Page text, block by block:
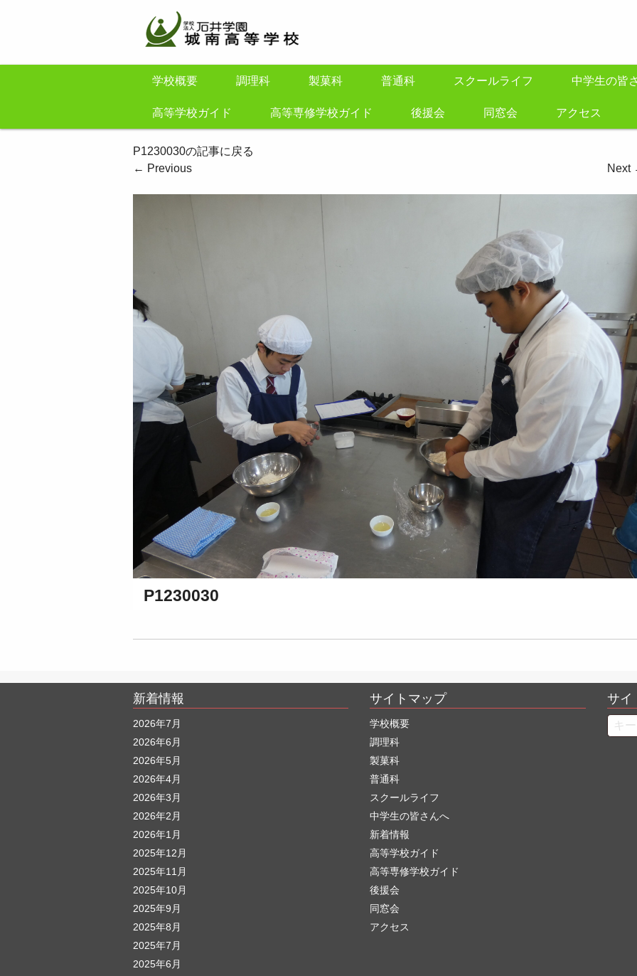
学校概要 調理科 製菓科 普通科 スクールライフ 中学生の皆
高等学校ガイド 高等専修学校ガイド 後援会 同窓会 アクセス
P1230030の記事に戻る
← Previous Next
P1230030
新着情報
2026年7月
2026年6月
2026年5月
2026年4月
2026年3月
2026年2月
2026年1月
2025年12月
2025年11月
2025年10月
2025年9月
2025年8月
2025年7月
2025年6月
サイトマップ
学校概要
調理科
製菓科
普通科
スクールライフ
中学生の皆さんへ
新着情報
高等学校ガイド
高等専修学校ガイド
後援会
同窓会
アクセス
サイ